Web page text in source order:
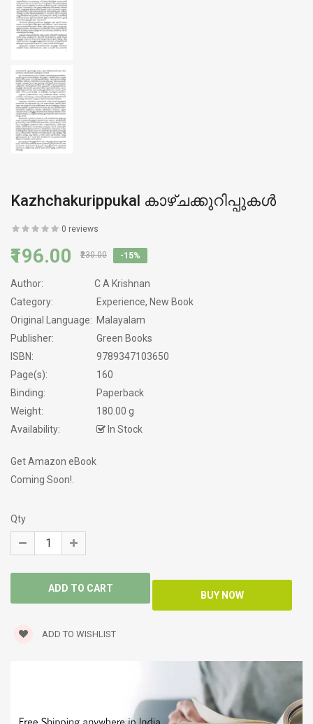
Kazhchakurippukal കാഴ്ചക്കുറിപ്പുകൾ
0 reviews
₹196.00 ₹230.00 -15%
Author:
C A Krishnan
Category:
Experience, New Book
Original Language: Malayalam
Publisher:
Green Books
ISBN:
9789347103650
Page(s):
160
Binding:
Paperback
Weight:
180.00 g
Availability:
In Stock
Get Amazon eBook
Coming Soon!.
Qty
ADD TO WISHLIST